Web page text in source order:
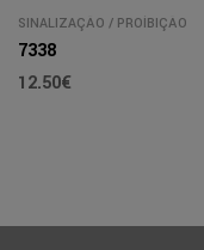
SINALIZAÇÃO / PROÍBIÇÃO
7338
12.50€